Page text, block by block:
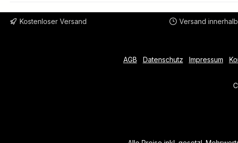
Kostenloser Versand Versand
AGB Datenschutz Impressum